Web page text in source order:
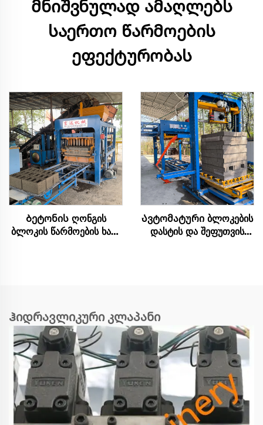
მნიშვნულად ამაღლებს
საერთო წარმოების
ეფექტურობას
Ბეტონის ღონგის
ბლოკის წარმოების ხაზი
Ავტომატური ბლოკების
დასტის და შეფუთვის
Ჰიდრავლიკური კლაპანი